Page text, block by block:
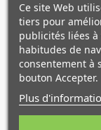
intenses.
Résistantes à la
seront protégées
dans l'eau.
Offrant une
récupérer des
Ce site Web
tiers pour
publicités liées à
habitudes de
consentement à
bouton Accepter.
Plus
10€